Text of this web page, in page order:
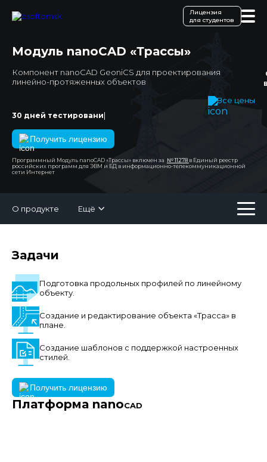
Лицензия
для студентов
Модуль nanoCAD «Трассы»
Компонент nanoCAD GeoniCS для проектирования
линейно-протяженных объектов
Все цены
30 дней тестирований беспла
Получить лицензию
Программный Модуль nanoCAD «Трассы» включен за № 11278 в Единый реестр
российских программ для ЭВМ и БД в информационно-телекоммуникационной
сети Интернет
О продукте Ещё
Задачи
Подготовка продольных профилей по линейному
объекту.
Создание и редактирование объекта «Трасса» в
плане.
Создание шаблонов с поддержкой настроенных
стилей.
Получить лицензию
Платформа nanoCAD